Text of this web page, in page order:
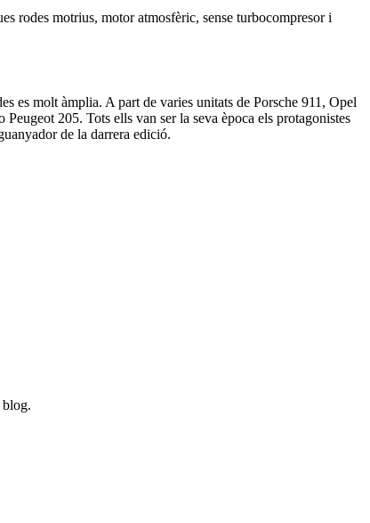
rodes motrius, motor atmosfèric, sense turbocompresor i
es molt àmplia. A part de varies unitats de Porsche 911, Opel
205. Tots ells van ser la seva època els protagonistes
de la darrera edició.
blog.